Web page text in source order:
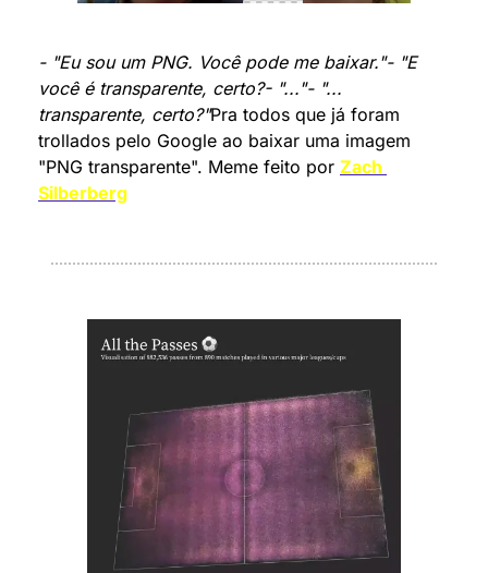
- "Eu sou um PNG. Você pode me baixar."- "E
você é transparente, certo?- "..."- "...
transparente, certo?"Pra todos que já foram
trollados pelo Google ao baixar uma imagem
"PNG transparente". Meme feito por Zach
Silberberg